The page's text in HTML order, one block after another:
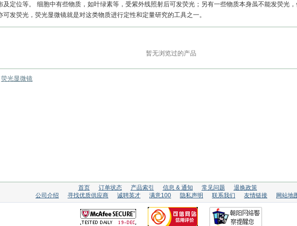
及定位等。 细胞中有些物质，如叶绿素等，受紫外线照射后可发荧光；另有一些物质本身虽不能发荧光
可发荧光，荧光显微镜就是对这类物质进行定性和定量研究的工具之一。
暂无浏览过的产品
荧光显微镜
首页 订单状态 产品索引 信息 & 通知 常见问题
退换政策
公司介绍
寻找优质供应商 诚聘英才 满意100 隐私声明 联系我们 友情链接 网站地